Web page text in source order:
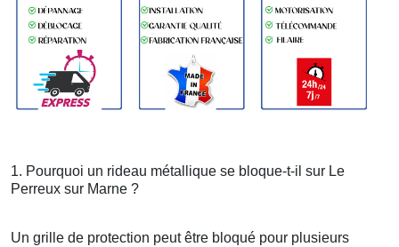
1. Pourquoi un rideau métallique se bloque-t-il sur Le
Perreux sur Marne ?
Un grille de protection peut être bloqué pour plusieurs